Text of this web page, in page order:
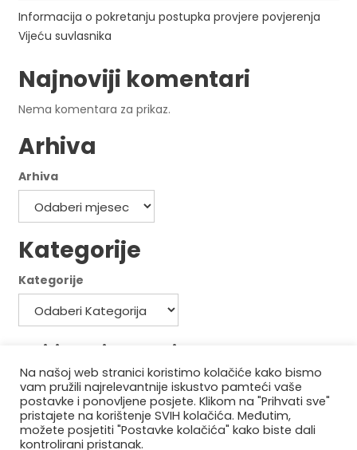
Informacija o pokretanju postupka provjere povjerenja
Vijeću suvlasnika
Najnoviji komentari
Nema komentara za prikaz.
Arhiva
Arhiva
Kategorije
Kategorije
Politika privatnosti
Politika kolačića
Na našoj web stranici koristimo kolačiće kako bismo
vam pružili najrelevantnije iskustvo pamteći vaše
postavke i ponovljene posjete. Klikom na "Prihvati sve"
pristajete na korištenje SVIH kolačića. Međutim,
možete posjetiti "Postavke kolačića" kako biste dali
kontrolirani pristanak.